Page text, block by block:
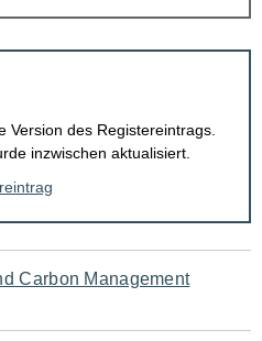
Version des Registereintrags.
inzwischen aktualisiert.
Carbon Management